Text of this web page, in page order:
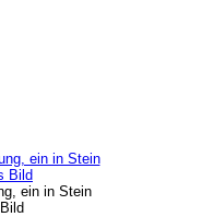
ein in Stein